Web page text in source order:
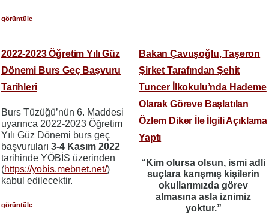
görüntüle
2022-2023 Öğretim Yılı Güz
Dönemi Burs Geç Başvuru
Tarihleri
Burs Tüzüğü’nün 6. Maddesi
uyarınca 2022-2023 Öğretim
Yılı Güz Dönemi burs geç
başvuruları 3-4 Kasım 2022
tarihinde YÖBİS üzerinden
(https://yobis.mebnet.net/)
kabul edilecektir.
görüntüle
Bakan Çavuşoğlu, Taşeron
Şirket Tarafından Şehit
Tuncer İlkokulu’nda Hademe
Olarak Göreve Başlatılan
Özlem Diker İle İlgili Açıklama
Yaptı
“Kim olursa olsun, ismi adli
suçlara karışmış kişilerin
okullarımızda görev
almasına asla iznimiz
yoktur.”